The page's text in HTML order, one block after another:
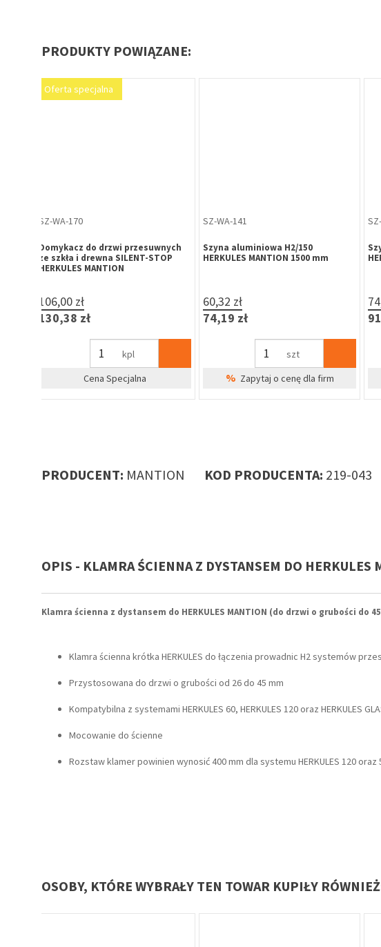
PRODUKTY POWIĄZANE:
SZ-WA-144
Szyna aluminiowa H2/240
HERKULES MANTION 2400 mm
99,23 zł
122,05 zł
szt
Zapytaj o cenę dla firm
SZ-WA-145
Szyna aluminiowa H2/300
HERKULES MANTION 3000 mm
120,78 zł
148,56 zł
szt
%Zapytaj o cenę dla firm
PRODUCENT: MANTION KOD PRODUCENTA: 219-043
OPIS - KLAMRA ŚCIENNA Z DYSTANSEM DO
Klamra ścienna z dystansem do HERKULES MANTION (do drzwi o grubości do
Klamra ścienna krótka HERKULES do łączenia prowadnic H2 systemów
Przystosowana do drzwi o grubości od 26 do 45 mm
Kompatybilna z systemami HERKULES 60, HERKULES 120 oraz HERKULES
Mocowanie do ścienne
Rozstaw klamer powinien wynosić 400 mm dla systemu HERKULES 120 oraz
OSOBY, KTÓRE WYBRAŁY TEN TOWAR KUPIŁY